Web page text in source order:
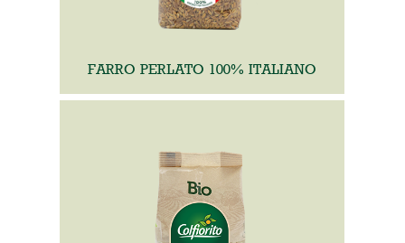
FARRO PERLATO 100% ITALIANO